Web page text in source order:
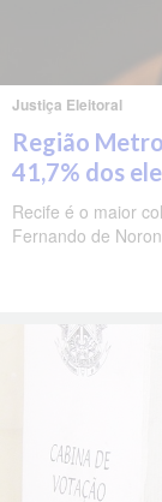
Justiça Eleitoral
Região
41,7% dos
Recife é o maior
Fernando de